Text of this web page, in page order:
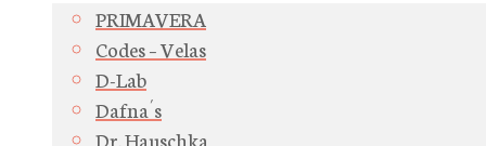
PRIMAVERA
Codes – Velas
D-Lab
Dafna´s
Dr. Hauschka